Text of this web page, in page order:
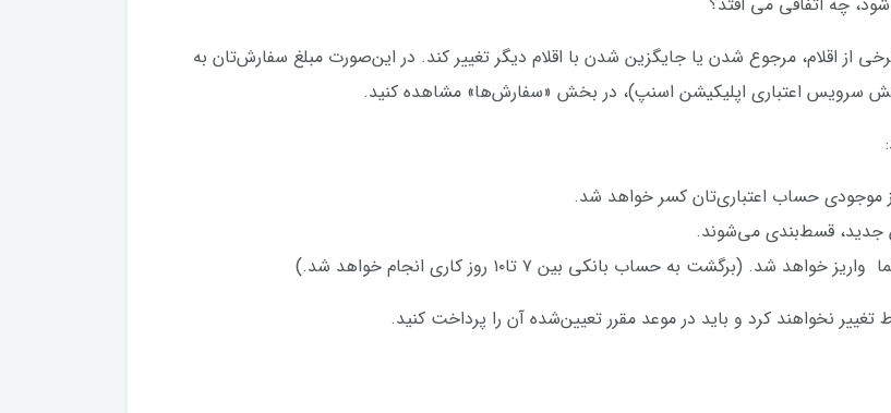
اقلام، مرجوع شدن یا جایگزین شدن با اقلام دیگر تغییر کند. در این‌صورت مبلغ سفارش‌تان به
سرویس اعتباری اپلیکیشن اسنپ)، در بخش «سفارش‌ها» مشاهده کنید.
موجودی حساب اعتباری‌تان کسر خواهد شد.
جدید، قسط‌بندی می‌شوند.
(برگشت به حساب بانکی بین ۷ تا۱۰ روز کاری انجام خواهد شد.)
نخواهند کرد و باید در موعد مقرر تعیین‌شده آن را پرداخت کنید.